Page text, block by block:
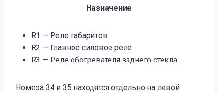
Назначение
R1 — Реле габаритов
R2 — Главное силовое реле
R3 — Реле обогревателя заднего стекла
Номера 34 и 35 находятся отдельно на левой